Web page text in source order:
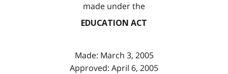
made under the
EDUCATION ACT
Made: March 3, 2005
Approved: April 6, 2005